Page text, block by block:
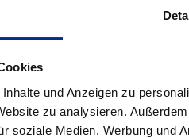
und Anzeigen zu
zu analysieren.
soziale Medien, Werbung und